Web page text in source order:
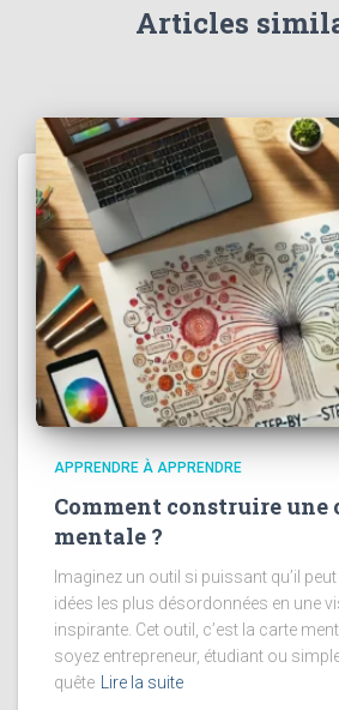
Articles
APPRENDRE À APPRENDRE
Comment construire une
mentale ?
Imaginez un outil si puissant qu’il
idées les plus désordonnées en une
inspirante. Cet outil, c’est la carte
soyez entrepreneur, étudiant ou
quête Lire la suite